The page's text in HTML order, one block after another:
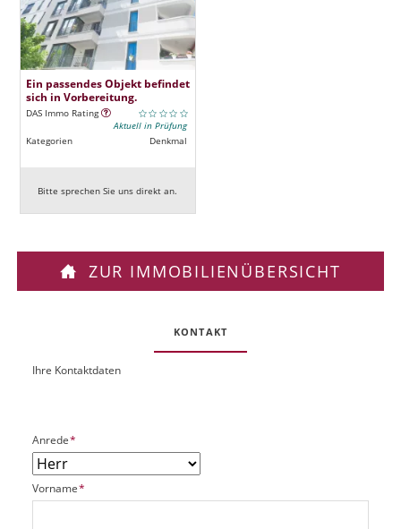
Ein passendes Objekt befindet
sich in Vorbereitung.
DAS Immo Rating
Aktuell in Prüfung
Kategorien
Denkmal
Bitte sprechen Sie uns direkt an.
ZUR IMMOBILIENÜBERSICHT
KONTAKT
O
k
P
UIhre Kontaktdaten
P
f
l
i
Anrede*
P
f
Vorname*